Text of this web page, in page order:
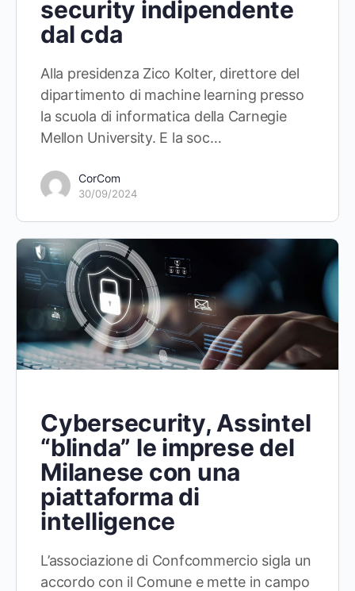
security indipendente
dal cda
Alla presidenza Zico Kolter, direttore del
dipartimento di machine learning presso
la scuola di informatica della Carnegie
Mellon University. E la soc…
CorCom
30/09/2024
Cybersecurity, Assintel
“blinda” le imprese del
Milanese con una
piattaforma di
intelligence
L’associazione di Confcommercio sigla un
accordo con il Comune e mette in campo